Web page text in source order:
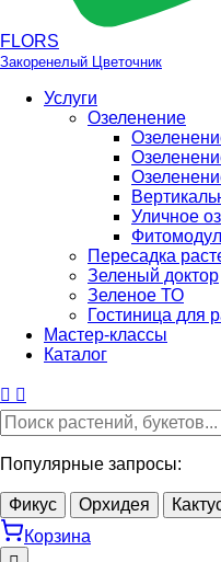
FLORS
Закоренелый Цветочник
Услуги
Озеленение
Уличное
Пересадка
Зеленый доктор
Зеленое ТО
Гостиница для
Мастер-классы
Каталог
Популярные запросы:
Фикус Орхидея
Корзина